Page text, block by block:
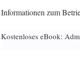
Informationen zum
Kostenloses eBook: